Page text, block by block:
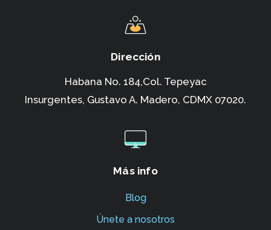
Dirección
Habana No. 184,Col. Tepeyac
Insurgentes, Gustavo A. Madero, CDMX 07020.
Más info
Blog
Únete a nosotros